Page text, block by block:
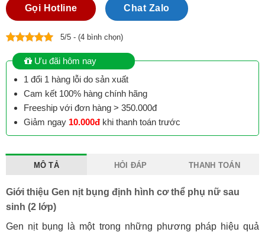
Gọi Hotline Chat Zalo
5/5 - (4 bình chọn)
Ưu đãi hôm nay
1 đổi 1 hàng lỗi do sản xuất
Cam kết 100% hàng chính hãng
Freeship với đơn hàng > 350.000đ
Giảm ngay 10.000đkhi thanh toán trước
MÔ TẢ HỎI ĐÁP THANH TOÁN
Giới thiệu Gen nịt bụng định hình cơ thể phụ nữ sau
sinh (2 lớp)
Gen nịt bụng là một trong những phương pháp hiệu quả